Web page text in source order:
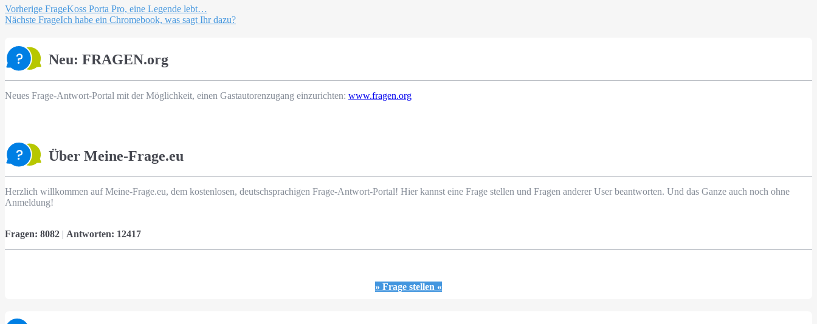
Beitragsnavigation
Vorherige FrageKoss Porta Pro, eine Legende lebt…
Nächste FrageIch habe ein Chromebook, was sagt Ihr dazu?
Neu: FRAGEN.org
Neues Frage-Antwort-Portal mit der Möglichkeit, einen Gastautorenzugang einzurichten: www.fragen.org
Über Meine-Frage.eu
Herzlich willkommen auf Meine-Frage.eu, dem kostenlosen, deutschsprachigen Frage-Antwort-Portal! Hier kannst eine Frage stellen und Fragen anderer User beantworten. Und das Ganze auch noch ohne
Anmeldung!
Fragen: 8082 | Antworten: 12417
» Frage stellen «